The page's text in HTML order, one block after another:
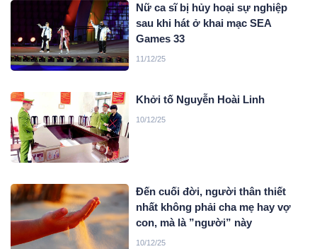
Nữ ca sĩ bị hủy hoại sự nghiệp
sau khi hát ở khai mạc SEA
Games 33
11/12/25
Khởi tố Nguyễn Hoài Linh
10/12/25
Đến cuối đời, người thân thiết
nhất không phải cha mẹ hay vợ
con, mà là ”người” này
10/12/25